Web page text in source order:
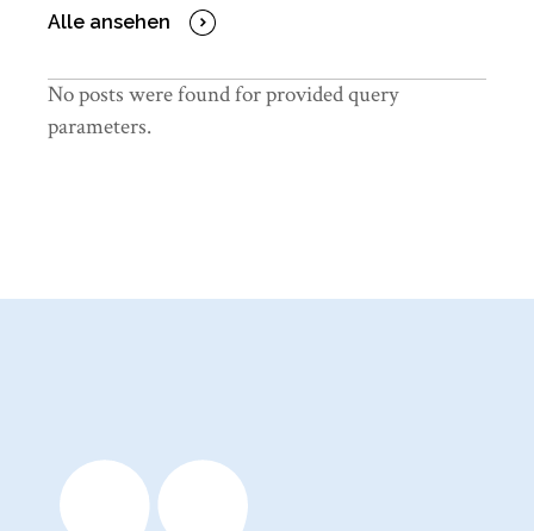
Alle ansehen
No posts were found for provided query
parameters.